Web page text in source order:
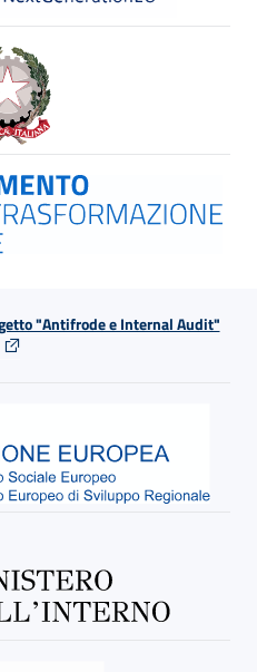
"Antifrode e Internal Audit"